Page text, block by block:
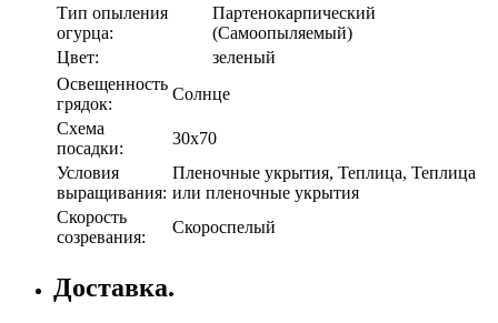
Тип опыления
огурца:
Партенокарпический
(Самоопыляемый)
Цвет:
зеленый
Освещенность
грядок:
Солнце
Схема
посадки:
30х70
Условия
выращивания:
Пленочные укрытия, Теплица, Теплица
или пленочные укрытия
Скорость
созревания:
Скороспелый
Доставка.